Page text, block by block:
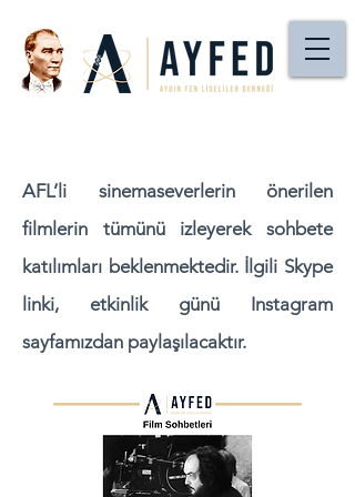
AFL’li sinemaseverlerin önerilen
filmlerin tümünü izleyerek sohbete
katılımları beklenmektedir. İlgili Skype
linki, etkinlik günü Instagram
sayfamızdan paylaşılacaktır.